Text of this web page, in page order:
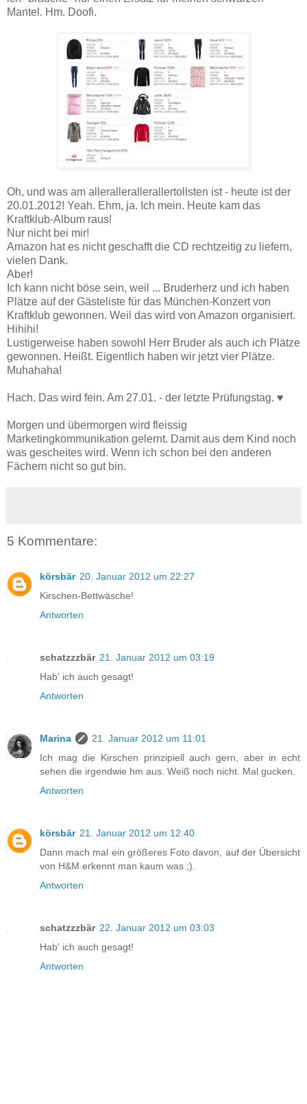
Mantel. Hm. Doofi.
Oh, und was am allerallerallerallertollsten ist - heute ist der
20.01.2012! Yeah. Ehm, ja. Ich mein. Heute kam das
Kraftklub-Album raus!
Nur nicht bei mir!
Amazon hat es nicht geschafft die CD rechtzeitig zu liefern,
vielen Dank.
Aber!
Ich kann nicht böse sein, weil ... Bruderherz und ich haben
Plätze auf der Gästeliste für das München-Konzert von
Kraftklub gewonnen. Weil das wird von Amazon organisiert.
Hihihi!
Lustigerweise haben sowohl Herr Bruder als auch ich Plätze
gewonnen. Heißt. Eigentlich haben wir jetzt vier Plätze.
Muhahaha!
Hach. Das wird fein. Am 27.01. - der letzte Prüfungstag. ♥
Morgen und übermorgen wird fleissig
Marketingkommunikation gelernt. Damit aus dem Kind noch
was gescheites wird. Wenn ich schon bei den anderen
Fächern nicht so gut bin.
5 Kommentare:
körsbär 20. Januar 2012 um 22:27
Kirschen-Bettwäsche!
Antworten
schatzzzbär 21. Januar 2012 um 03:19
Hab' ich auch gesagt!
Antworten
Marina
21. Januar 2012 um 11:01
Ich mag die Kirschen prinzipiell auch gern, aber in echt
sehen die irgendwie hm aus. Weiß noch nicht. Mal gucken.
Antworten
körsbär 21. Januar 2012 um 12:40
Dann mach mal ein größeres Foto davon, auf der Übersicht
von H&M erkennt man kaum was ;).
Antworten
schatzzzbär 22. Januar 2012 um 03:03
Hab' ich auch gesagt!
Antworten